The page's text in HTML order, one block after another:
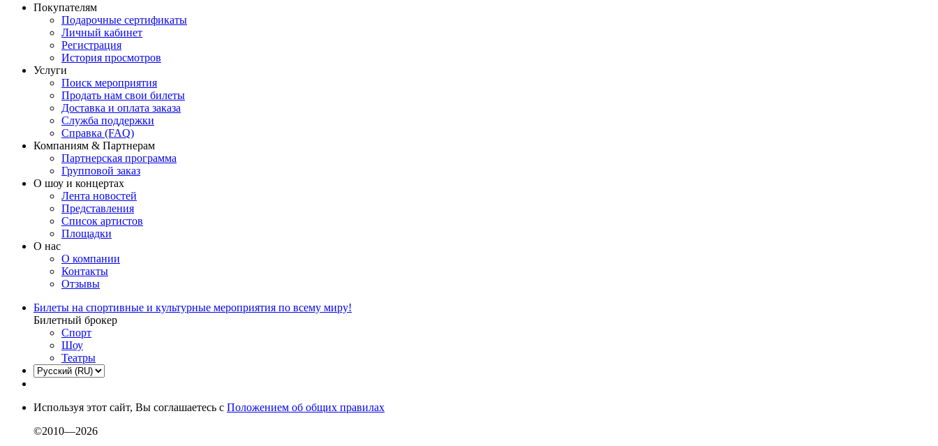
Покупателям
Подарочные сертификаты
Личный кабинет
Регистрация
История просмотров
Услуги
Поиск мероприятия
Продать нам свои билеты
Доставка и оплата заказа
Служба поддержки
Справка (FAQ)
Компаниям & Партнерам
Партнерская программа
Групповой заказ
О шоу и концертах
Лента новостей
Представления
Список артистов
Площадки
О нас
О компании
Контакты
Отзывы
Билеты на спортивные и культурные мероприятия по всему миру!
Билетный брокер
Спорт
Шоу
Театры
Используя этот сайт, Вы соглашаетесь с Положением об общих правилах
©2010—2026